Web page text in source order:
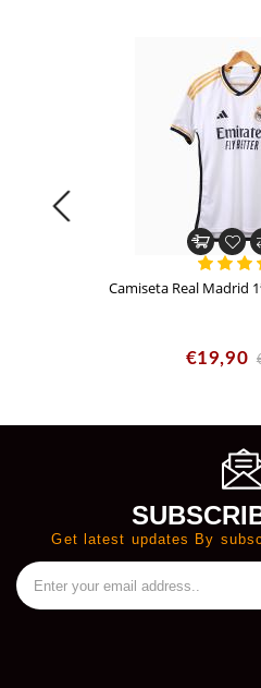
Camiseta Real Madrid
€19,90
Get latest updates By